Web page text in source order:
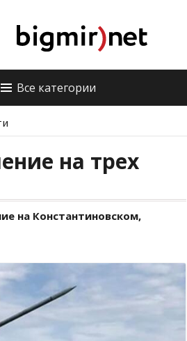
Все категории
на трех
на Константиновском,